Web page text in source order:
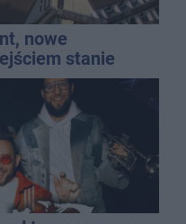
nowe
stanie